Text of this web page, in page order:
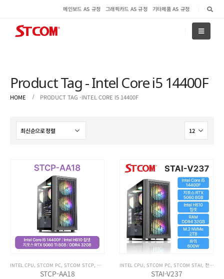
메인보드 AS 규정 그래픽카드 AS 규정 기타제품 AS 규정
Product Tag - Intel Core i5 14400F
HOME PRODUCT TAG -INTEL CORE I5 14400F
INTEL CPU, STCOM PC, STCOM STCP, 전체 제품보기
STCP-AA18
INTEL CPU, STCOM PC, STCOM STAI, 전체 제품보기
STAI-V237